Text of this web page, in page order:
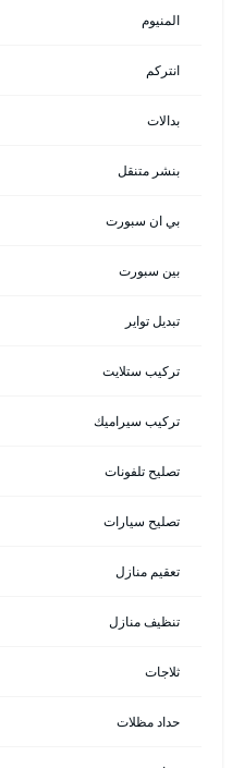
المنيوم
انتركم
بدالات
بنشر متنقل
بي ان سبورت
بين سبورت
تبديل تواير
تركيب ستلايت
تركيب سيراميك
تصليح تلفونات
تصليح سيارات
تعقيم منازل
تنظيف منازل
ثلاجات
حداد مظلات